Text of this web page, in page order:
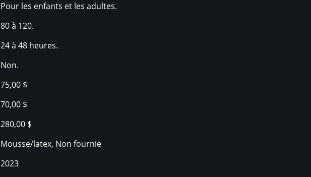
Pour les enfants et les adultes.
80 à 120.
24 à 48 heures.
Non.
75,00 $
70,00 $
280,00 $
Mousse/latex, Non fournie
2023